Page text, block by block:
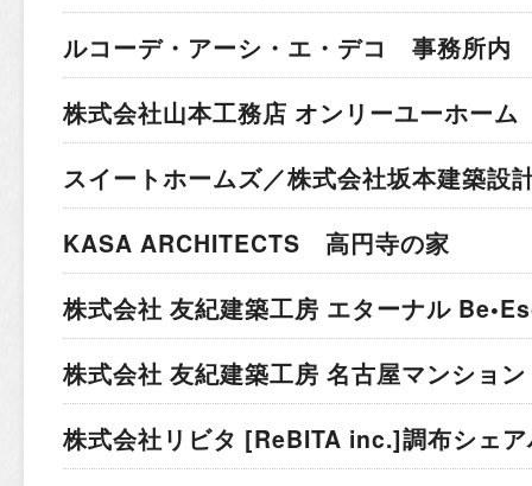
ルコーデ・アーシ・エ・デコ 事務所内
株式会社山本工務店 オンリーユーホー
スイートホームズ／株式会社坂本建築
KASA ARCHITECTS 高円寺の家
株式会社 友紀建築工房 エターナル
株式会社 友紀建築工房 名古屋マンショ
株式会社リビタ [ReBITA inc.]調布シェ